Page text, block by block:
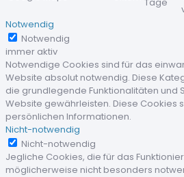
Notwendig
Notwendig
immer aktiv
Notwendige Cookies sind für das
Website absolut notwendig. Diese
die grundlegende Funktionalitäten und
Website gewährleisten. Diese Cookies
persönlichen Informationen.
Nicht-notwendig
Nicht-notwendig
Jegliche Cookies, die für das
möglicherweise nicht besonders